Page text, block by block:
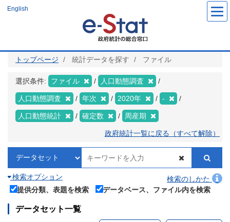
ツ
English
トップページ 統計データを探す ファイル
選択条件: ファイル 人口動態調査
人口動態調査 年次 2020年 -
人口動態統計 確定数 周産期
政府統計一覧に戻る（すべて解除）
検索オプション
検索のしかた
提供分類、表題を検索
データベース、ファイル内を検索
データセット一覧